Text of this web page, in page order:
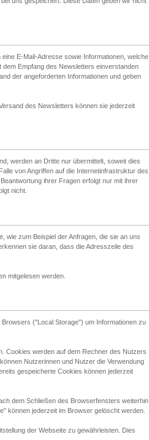
E-Mail-Adresse sowie Informationen, welche
Empfang des Newsletters einverstanden
der angeforderten Informationen und geben
des Newsletters können sie jederzeit
werden an Dritte nur übermittelt, soweit dies
von Angriffen auf die Internetinfrastruktur des
ihrer Fragen erfolgt nur mit ihrer
nicht.
wie zum Beispiel der Anfragen, die sie an uns
sie daran, dass die Adresszeile des
mitgelesen werden.
("Local Storage") um Informationen zu
Cookies werden auf dem Rechner des Nutzers
Nutzerinnen und Nutzer die Verwendung
gespeicherte Cookies können jederzeit
dem Schließen des Browserfensters weiterhin
können jederzeit im Browser gelöscht werden.
der Webseite zu gewährleisten. Dies